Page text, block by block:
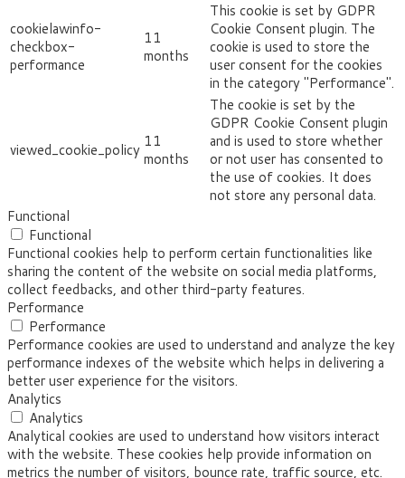
cookielawinfo-
checkbox-
performance
11
months
This cookie is set by GDPR
Cookie Consent plugin. The
cookie is used to store the
user consent for the cookies
in the category "Performance".
viewed_cookie_policy 11
months
The cookie is set by the
GDPR Cookie Consent plugin
and is used to store whether
or not user has consented to
the use of cookies. It does
not store any personal data.
Functional
Functional
Functional cookies help to perform certain functionalities like
sharing the content of the website on social media platforms,
collect feedbacks, and other third-party features.
Performance
Performance
Performance cookies are used to understand and analyze the key
performance indexes of the website which helps in delivering a
better user experience for the visitors.
Analytics
Analytics
Analytical cookies are used to understand how visitors interact
with the website. These cookies help provide information on
metrics the number of visitors, bounce rate, traffic source, etc.